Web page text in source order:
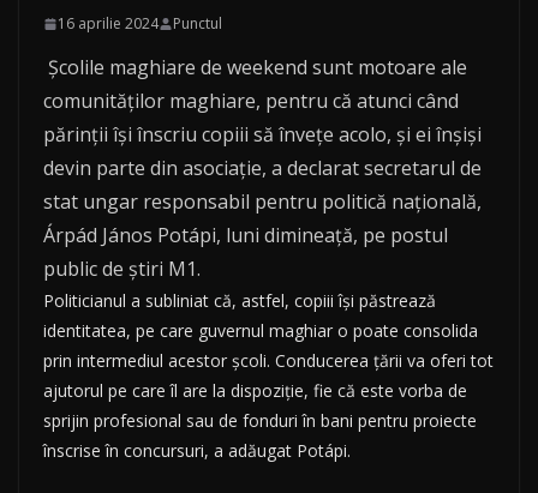
16 aprilie 2024 Punctul
Şcolile maghiare de weekend sunt motoare ale
comunităţilor maghiare, pentru că atunci când
părinţii îşi înscriu copiii să înveţe acolo, şi ei înşişi
devin parte din asociaţie, a declarat secretarul de
stat ungar responsabil pentru politică naţională,
Árpád János Potápi, luni dimineaţă, pe postul
public de ştiri M1.
Politicianul a subliniat că, astfel, copiii îşi păstrează
identitatea, pe care guvernul maghiar o poate consolida
prin intermediul acestor şcoli. Conducerea ţării va oferi tot
ajutorul pe care îl are la dispoziţie, fie că este vorba de
sprijin profesional sau de fonduri în bani pentru proiecte
înscrise în concursuri, a adăugat Potápi.